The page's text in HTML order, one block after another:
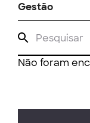
Gestão
Não foram